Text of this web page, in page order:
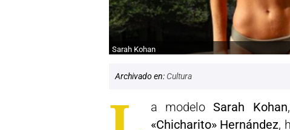
Sarah Kohan
Archivado en: Cultura
a modelo Sarah Kohan
«Chicharito» Hernández,